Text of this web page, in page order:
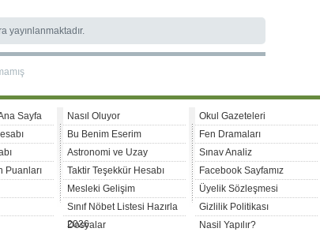
yayınlanmaktadır.
Sayfa
Puanları
Nasıl Oluyor
Bu Benim Eserim
Astronomi ve Uzay
Taktir Teşekkür Hesabı
Mesleki Gelişim
Sınıf Nöbet Listesi Hazırla
2026
Dosyalar
Okul Gazeteleri
Fen Dramaları
Sınav Analiz
Facebook Sayfamız
Üyelik Sözleşmesi
Gizlilik Politikası
Nasil Yapılır?